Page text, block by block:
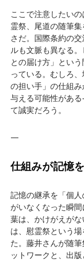
ここで注意したい
霊祭、尾道の随筆
さだ。国際条約の
ルも文脈も異なる
との届け方」とい
っている。むしろ
の担い手」の仕組
与える可能性があ
て誠実だろう。
—
仕組みが記憶
記憶の継承を「個
がいなくなった瞬
葉は、かけがえが
は、慰霊祭という
た。藤井さんが随
ットワークと、出版